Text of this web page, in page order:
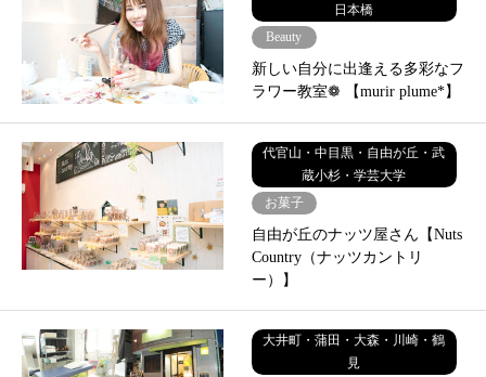
日本橋
Beauty
新しい自分に出逢える多彩なフ
ラワー教室❁ 【murir plume*】
代官山・中目黒・自由が丘・武
蔵小杉・学芸大学
お菓子
自由が丘のナッツ屋さん【Nuts
Country（ナッツカントリ
ー）】
大井町・蒲田・大森・川崎・鶴
見